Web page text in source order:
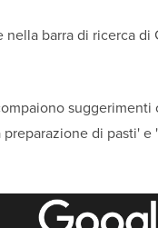
barra di ricerca
di pasti'